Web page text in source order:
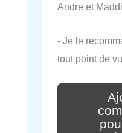
Andre et
- Je le
tout point de